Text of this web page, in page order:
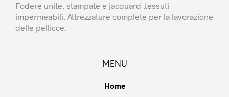
Fodere unite, stampate e jacquard ,tessuti
impermeabili. Attrezzature complete per la lavorazione
delle pellicce.
MENU
Home